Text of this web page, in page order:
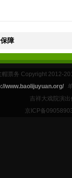
障
帽票务 Copyright 2012-
www.baolijuyuan.org/
吉祥大戏院演
京ICP备